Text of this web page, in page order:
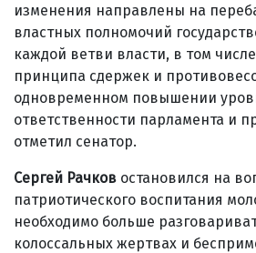
изменения направлены на
властных полномочий
каждой ветви власти, в том
принципа сдержек и
одновременном повышении
ответственности парламента и
отметил сенатор.
Сергей Рачков остановился на
патриотического воспитания
необходимо больше
колоссальных жертвах и